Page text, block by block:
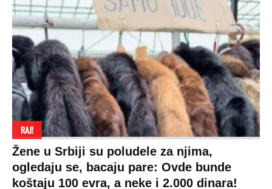
RAJ!
Žene u Srbiji su poludele za njima,
ogledaju se, bacaju pare: Ovde bunde
koštaju 100 evra, a neke i 2.000 dinara!